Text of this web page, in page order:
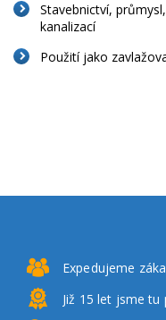
Stavebnictví,
kanalizací
Použití jako
Expedujeme
Již 15 let jsme tu